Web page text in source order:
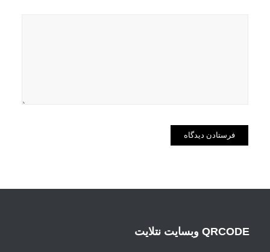
QRCODE وبسایت نتلایت